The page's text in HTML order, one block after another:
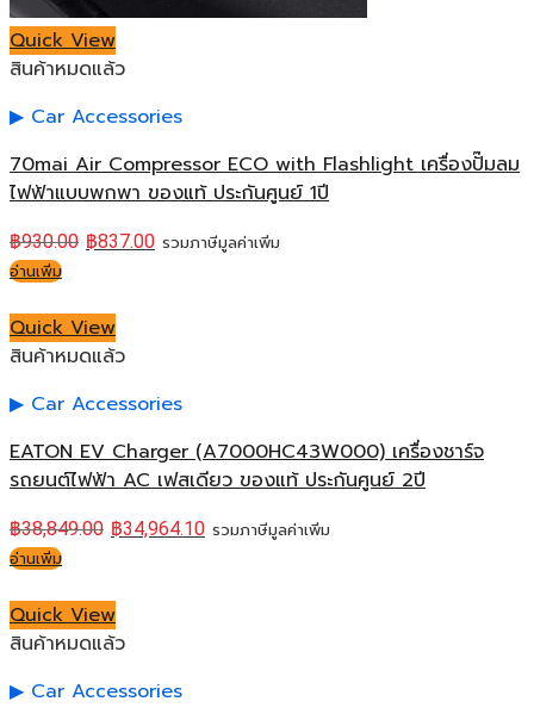
Quick View
สินค้าหมดแล้ว
Car Accessories
70mai Air Compressor ECO with Flashlight เครื่องปั๊มลม
ไฟฟ้าแบบพกพา ของแท้ ประกันศูนย์ 1ปี
฿930.00 ฿837.00 รวมภาษีมูลค่าเพิ่ม
อ่านเพิ่ม
Quick View
สินค้าหมดแล้ว
Car Accessories
EATON EV Charger (A7000HC43W000) เครื่องชาร์จ
รถยนต์ไฟฟ้า AC เฟสเดียว ของแท้ ประกันศูนย์ 2ปี
฿38,849.00 ฿34,964.10 รวมภาษีมูลค่าเพิ่ม
อ่านเพิ่ม
Quick View
สินค้าหมดแล้ว
Car Accessories